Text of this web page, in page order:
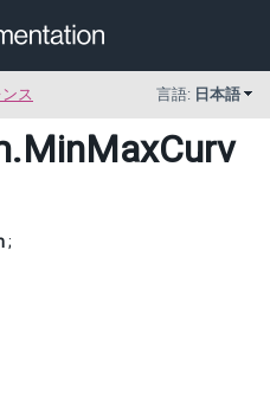
ス 言語: 日本語
;